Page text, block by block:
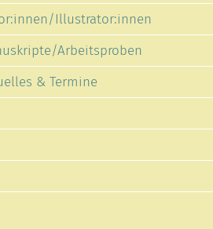
Illustrator:innen
Arbeitsproben
& Termine